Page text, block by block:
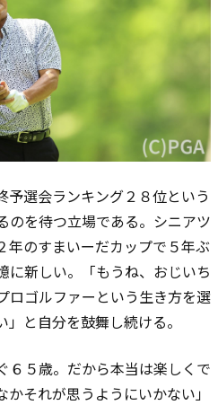
予選会ランキング２８位という
のを待つ立場である。シニアツ
年のすまいーだカップで５年ぶ
に新しい。「もうね、おじいち
ロゴルファーという生き方を選
と自分を鼓舞し続ける。
６５歳。だから本当は楽しくで
それが思うようにいかない」